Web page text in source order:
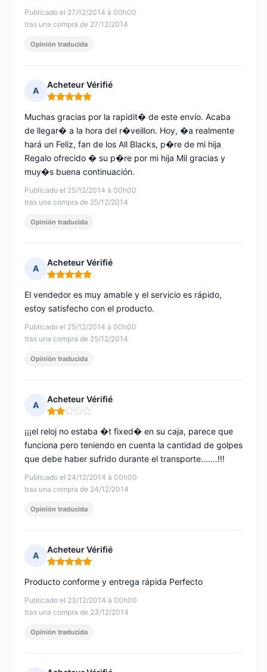
Publicado el 27/12/2014 à 00h00
tras una compra de 27/12/2014
Opinión traducida
A
Acheteur Vérifié
Nota: 5 de 5
Publicado el 25/12/2014 à 00h00
tras una compra de 25/12/2014
Muchas gracias por la rapidit� de este envío. Acaba
de llegar� a la hora del r�veillon. Hoy, �a realmente
hará un Feliz, fan de los All Blacks, p�re de mi hija
Regalo ofrecido � su p�re por mi hija Mil gracias y
muy�s buena continuación.
Opinión traducida
A
Acheteur Vérifié
Nota: 5 de 5
Publicado el 25/12/2014 à 00h00
tras una compra de 25/12/2014
El vendedor es muy amable y el servicio es rápido,
estoy satisfecho con el producto.
Opinión traducida
A
Acheteur Vérifié
Nota: 2 de 5
Publicado el 24/12/2014 à 00h00
tras una compra de 24/12/2014
¡¡¡el reloj no estaba �t fixed� en su caja, parece que
funciona pero teniendo en cuenta la cantidad de golpes
que debe haber sufrido durante el transporte.......!!!
Opinión traducida
A
Acheteur Vérifié
Nota: 5 de 5
Publicado el 23/12/2014 à 00h00
tras una compra de 23/12/2014
Producto conforme y entrega rápida Perfecto
Opinión traducida